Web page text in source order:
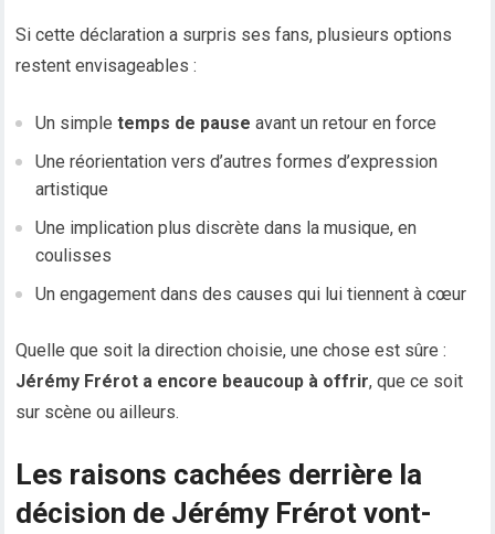
Si cette déclaration a surpris ses fans, plusieurs options
restent envisageables :
Un simpletemps de pause avant un retour en force
Une réorientation vers d’autres formes d’expression
artistique
Une implication plus discrète dans la musique, en
coulisses
Un engagement dans des causes qui lui tiennent à cœur
Quelle que soit la direction choisie, une chose est sûre :
Jérémy Frérot a encore beaucoup à offrir, que ce soit
sur scène ou ailleurs.
Les raisons cachées derrière la
décision de Jérémy Frérot vont-